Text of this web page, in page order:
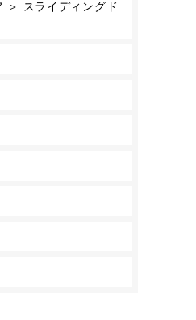
スライディングド